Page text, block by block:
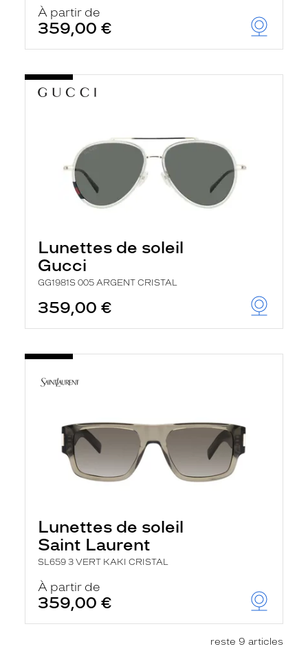
À partir de
359,00 €
Lunettes de soleil
Gucci
GG1981S 005 ARGENT CRISTAL
359,00 €
Lunettes de soleil
Saint Laurent
SL659 3 VERT KAKI CRISTAL
À partir de
359,00 €
reste 9 articles